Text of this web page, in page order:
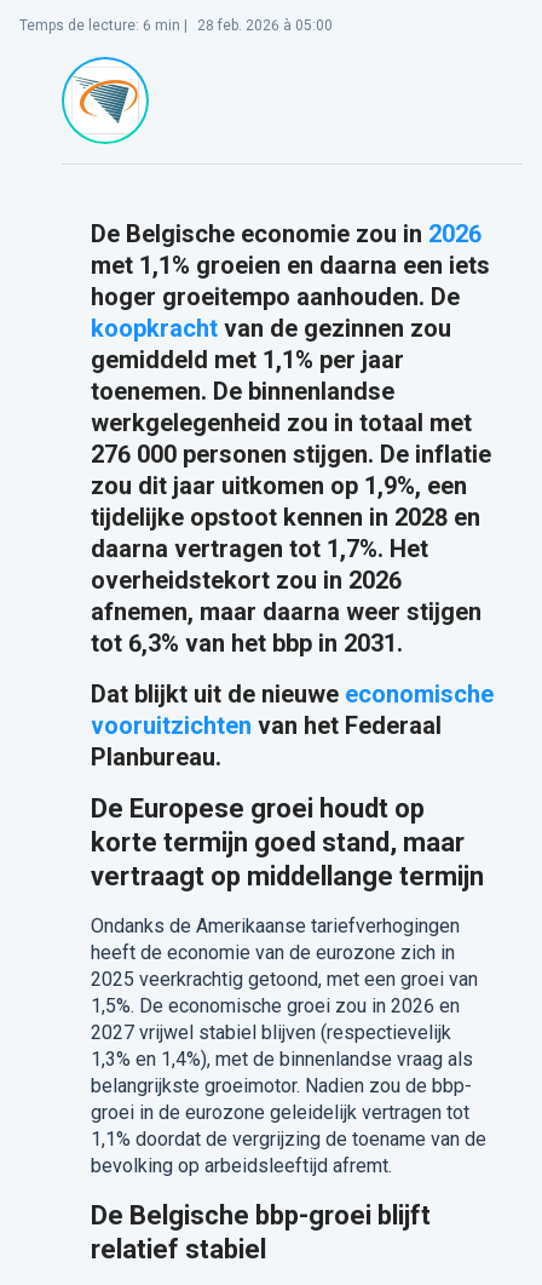
Temps de lecture: 6 min | 28 feb. 2026 à 05:00
De Belgische economie zou in 2026
met 1,1% groeien en daarna een iets
hoger groeitempo aanhouden. De
koopkrachtvan de gezinnen zou
gemiddeld met 1,1% per jaar
toenemen. De binnenlandse
werkgelegenheid zou in totaal met
276 000 personen stijgen. De inflatie
zou dit jaar uitkomen op 1,9%, een
tijdelijke opstoot kennen in 2028 en
daarna vertragen tot 1,7%. Het
overheidstekort zou in 2026
afnemen, maar daarna weer stijgen
tot 6,3% van het bbp in 2031.
Dat blijkt uit de nieuwe economische
vooruitzichten van het Federaal
Planbureau.
De Europese groei houdt op
korte termijn goed stand, maar
vertraagt op middellange termijn
Ondanks de Amerikaanse tariefverhogingen
heeft de economie van de eurozone zich in
2025 veerkrachtig getoond, met een groei van
1,5%. De economische groei zou in 2026 en
2027 vrijwel stabiel blijven (respectievelijk
1,3% en 1,4%), met de binnenlandse vraag als
belangrijkste groeimotor. Nadien zou de bbp-
groei in de eurozone geleidelijk vertragen tot
1,1% doordat de vergrijzing de toename van de
bevolking op arbeidsleeftijd afremt.
De Belgische bbp-groei blijft
relatief stabiel